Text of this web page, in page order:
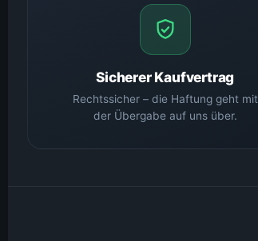
Sicherer Kaufvertrag
Rechtssicher – die Haftung geht mit
der Übergabe auf uns über.